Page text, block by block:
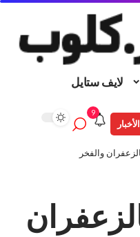
لايف ستايل
9
والفخر